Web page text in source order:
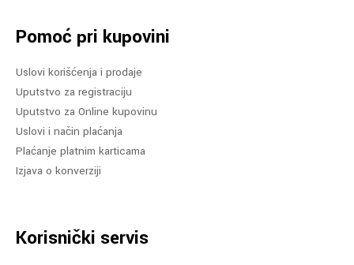
Pomoć pri kupovini
Uslovi korišćenja i prodaje
Uputstvo za registraciju
Uputstvo za Online kupovinu
Uslovi i način plaćanja
Plaćanje platnim karticama
Izjava o konverziji
Korisnički servis